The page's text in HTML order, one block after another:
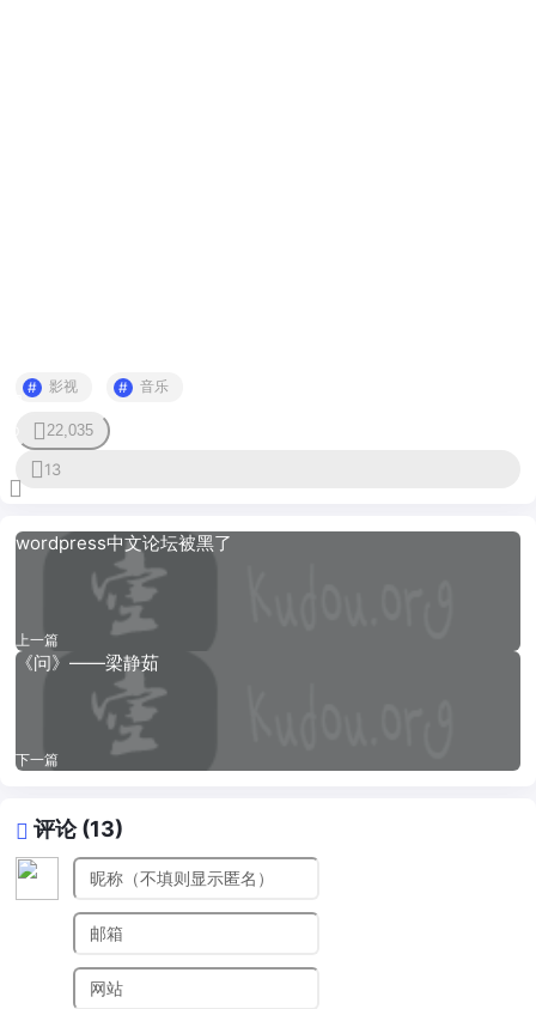
影视 音乐
22,035
13
wordpress中文论坛被黑了
上一篇
《问》——梁静茹
下一篇
评论 (13)